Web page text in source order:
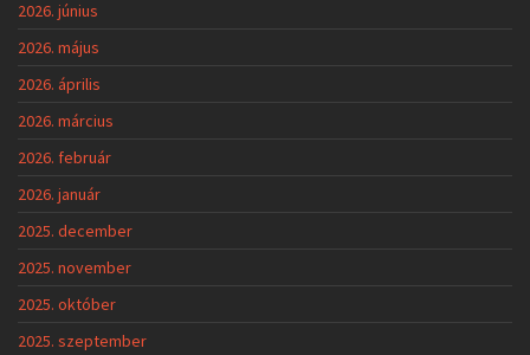
2026. június
2026. május
2026. április
2026. március
2026. február
2026. január
2025. december
2025. november
2025. október
2025. szeptember